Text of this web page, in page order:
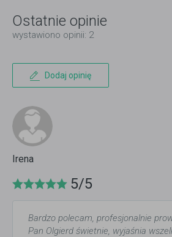
Ostatnie opinie
wystawiono opinii: 2
Dodaj opinię
Irena
5/5
Bardzo polecam, profesjonalnie
Pan Olgierd świetnie, wyjaśnia